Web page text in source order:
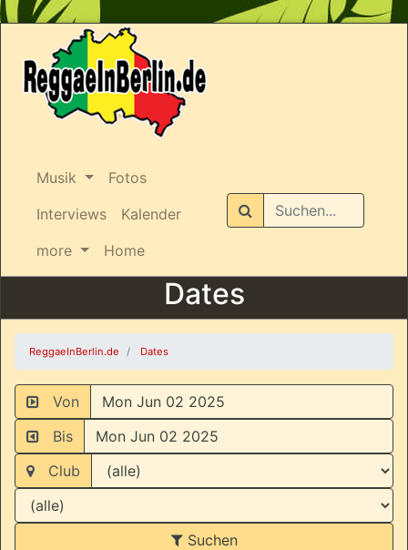
Musik
Fotos
Interviews
Kalender
more
Home
Suchen
Dates
ReggaeInBerlin.de Dates
Von
Bis
Club
Suchen